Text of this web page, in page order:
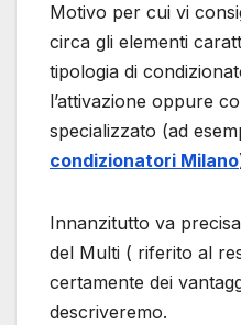
Motivo per cui vi
circa gli elementi
tipologia di
l’attivazione oppure
specializzato (ad
condizionatori Milano
Innanzitutto va
del Multi ( riferito al
certamente dei
descriveremo.